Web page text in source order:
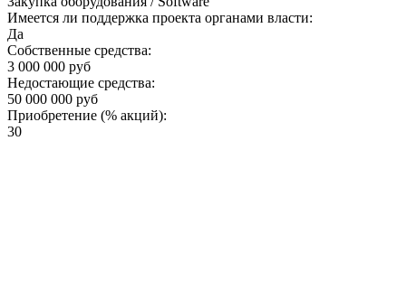
Имеется ли поддержка проекта органами власти:
Да
Собственные средства:
3 000 000 руб
Недостающие средства:
50 000 000 руб
Приобретение (% акций):
30